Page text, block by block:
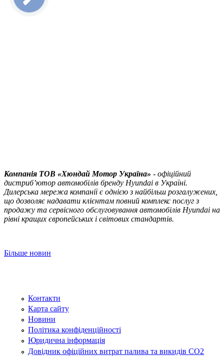
Компанія ТOВ «Хюндай Мотор Україна» - офіційний
дистриб’ютор автомобілів бренду Hyundai в Україні.
Дилерська мережа компанії є однією з найбільш розгалужених,
що дозволяє надавати клієнтам повний комплекс послуг з
продажу та сервісного обслуговування автомобілів Hyundai на
рівні кращих європейських і світових стандартів.
Більше новин
Контакти
Карта сайту
Новини
Політика конфіденційності
Юридична інформація
Довідник офіційних витрат палива та викидів СО2